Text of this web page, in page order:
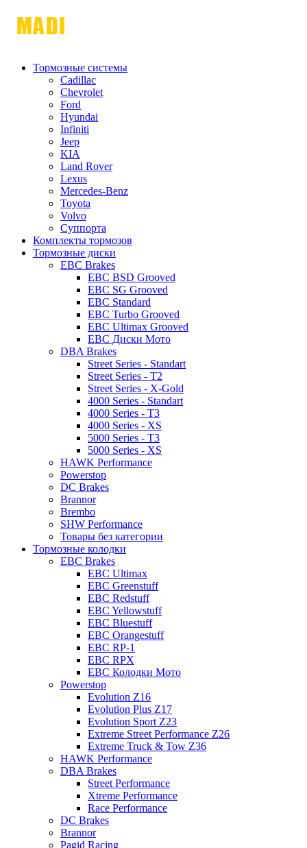
Тормозные системы
Cadillac
Chevrolet
Ford
Hyundai
Infiniti
Jeep
KIA
Land Rover
Lexus
Mercedes-Benz
Toyota
Volvo
Суппорта
Комплекты тормозов
Тормозные диски
EBC Brakes
EBC BSD Grooved
EBC SG Grooved
EBC Standard
EBC Turbo Grooved
EBC Ultimax Grooved
EBC Диски Мото
DBA Brakes
Street Series - Standart
Street Series - T2
Street Series - X-Gold
4000 Series - Standart
4000 Series - T3
4000 Series - XS
5000 Series - T3
5000 Series - XS
HAWK Performance
Powerstop
DC Brakes
Brannor
Brembo
SHW Performance
Товары без категории
Тормозные колодки
EBC Brakes
EBC Ultimax
EBC Greenstuff
EBC Redstuff
EBC Yellowstuff
EBC Bluestuff
EBC Orangestuff
EBC RP-1
EBC RPX
EBC Колодки Мото
Powerstop
Evolution Z16
Evolution Plus Z17
Evolution Sport Z23
Extreme Street Performance Z26
Extreme Truck & Tow Z36
HAWK Performance
DBA Brakes
Street Performance
Xtreme Performance
Race Performance
DC Brakes
Brannor
Pagid Racing